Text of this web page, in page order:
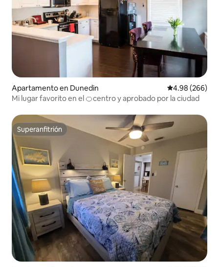
Apartamento en Dunedin Calificación
4.98 (266)
Mi lugar favorito en el 🍊centro y aprobado por la ciudad
Superanfitrión
Superanfitrión